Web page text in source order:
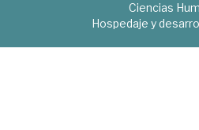
Ciencias
Hospedaje y